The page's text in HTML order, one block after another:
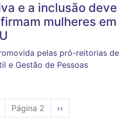
e a inclusão deve
mulheres em
pelas pró-reitorias de
e Gestão de Pessoas
Página 2
Próxima
página
››